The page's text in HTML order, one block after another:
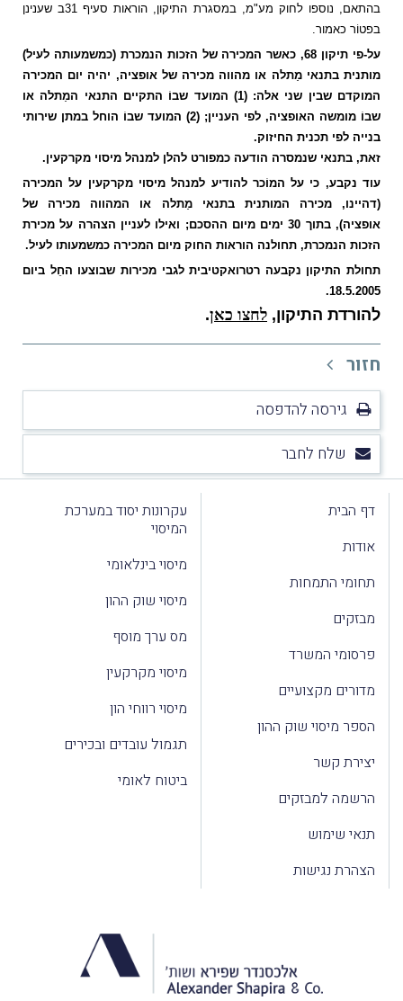
בהתאם, נוספו לחוק מע"מ, במסגרת התיקון, הוראות סעיף 31ב שענינן
בפטוֹר כאמור.
על-פי תיקון 68, כאשר המכירה של הזכות הנמכרת (כמשמעותה לעיל)
מותנית בתנאי מַתלה או מהווה מכירה של אופציה, יהיה יום המכירה
המוקדם שבין שני אלה: (1) המועד שבוֹ התקיים התנאי המַתלה או
שבוֹ מומשה האופציה, לפי העניין; (2) המועד שבוֹ הוחל במתן שירותי
בנייה לפי תכנית החיזוק.
זאת, בתנאי שנמסרה הודעה כמפורט להלן למנהל מיסוי מקרקעין.
עוד נקבע, כי על המוֹכר להודיע למנהל מיסוי מקרקעין על המכירה
(דהיינו, מכירה המותנית בתנאי מַתלה או המהווה מכירה של
אופציה), בתוך 30 ימים מיום ההסכם; ואילו לעניין הצהרה על מכירת
הזכות הנמכרת, תחולנה הוראות החוק מיום המכירה כמשמעותו לעיל.
תחולת התיקון נקבעה רטרואקטיבית לגבי מכירות שבוצעו החֵל ביום
18.5.2005.
להורדת התיקון, לחצו כאן.
חזור
גירסה להדפסה
שלח לחבר
דף הבית
אודות
תחומי התמחות
מבזקים
פרסומי המשרד
מדורים מקצועיים
הספר מיסוי שוק ההון
יצירת קשר
הרשמה למבזקים
תנאי שימוש
הצהרת נגישות
עקרונות יסוד במערכת
המיסוי
מיסוי בינלאומי
מיסוי שוק ההון
מס ערך מוסף
מיסוי מקרקעין
מיסוי רווחי הון
תגמול עובדים ובכירים
ביטוח לאומי